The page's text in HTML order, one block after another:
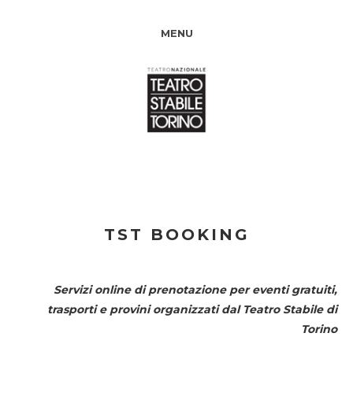
MENU
TST BOOKING
Servizi online di prenotazione per eventi gratuiti,
trasporti e provini organizzati dal Teatro Stabile di
Torino